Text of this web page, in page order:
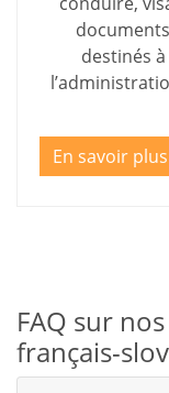
documents
destinés à
En savoir plus
FAQ sur
français-